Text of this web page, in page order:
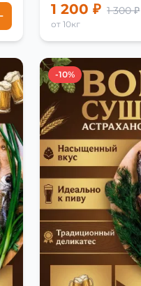
1 200 ₽ 1 300 ₽
от 10кг
-10%